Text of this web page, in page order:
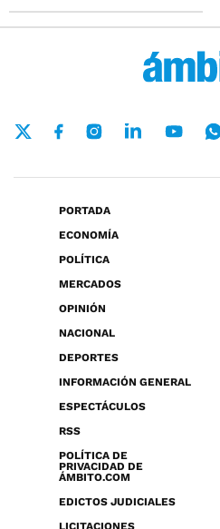
PORTADA
ECONOMÍA
POLÍTICA
MERCADOS
OPINIÓN
NACIONAL
DEPORTES
INFORMACIÓN GENERAL
ESPECTÁCULOS
RSS
POLÍTICA DE
PRIVACIDAD DE
ÁMBITO.COM
EDICTOS JUDICIALES